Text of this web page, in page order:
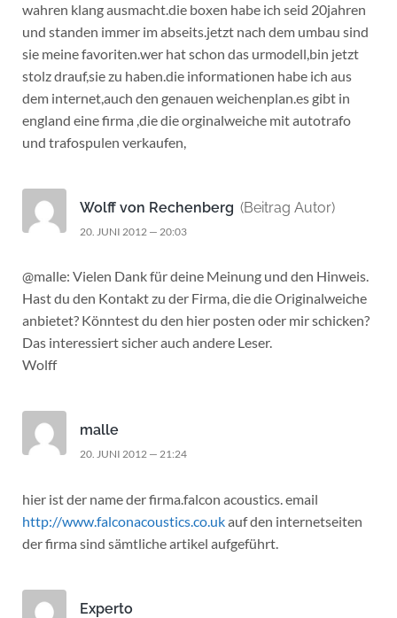
wahren klang ausmacht.die boxen habe ich seid 20jahren
und standen immer im abseits.jetzt nach dem umbau sind
sie meine favoriten.wer hat schon das urmodell,bin jetzt
stolz drauf,sie zu haben.die informationen habe ich aus
dem internet,auch den genauen weichenplan.es gibt in
england eine firma ,die die orginalweiche mit autotrafo
und trafospulen verkaufen,
Wolff von Rechenberg (Beitrag Autor)
20. JUNI 2012 — 20:03
@malle: Vielen Dank für deine Meinung und den Hinweis.
Hast du den Kontakt zu der Firma, die die Originalweiche
anbietet? Könntest du den hier posten oder mir schicken?
Das interessiert sicher auch andere Leser.
Wolff
malle
20. JUNI 2012 — 21:24
hier ist der name der firma.falcon acoustics. email
http://www.falconacoustics.co.ukauf den internetseiten
der firma sind sämtliche artikel aufgeführt.
Experto